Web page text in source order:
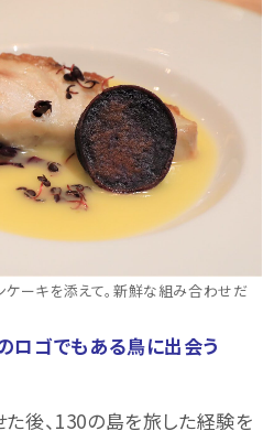
ーキを添えて。新鮮な組み合わせだ
ゴでもある鳥に出会う
後、130の島を旅した経験を